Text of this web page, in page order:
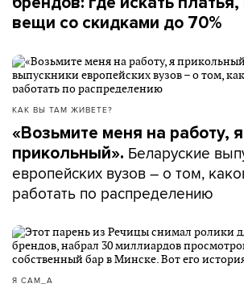
вещи со скидками до 70%
КАК ВЫ ТАМ ЖИВЕТЕ?
«Возьмите меня на работу, я
прикольный». Беларуские
европейских вузов – о том,
работать по распределению
Я САМ_А